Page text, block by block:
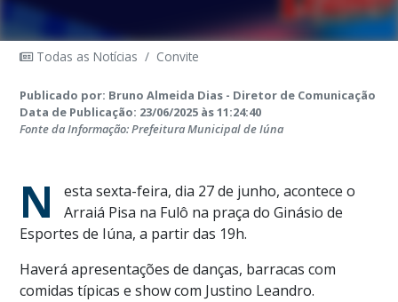
Todas as Notícias / Convite
Publicado por: Bruno Almeida Dias - Diretor de Comunicação
Data de Publicação: 23/06/2025 às 11:24:40
Fonte da Informação: Prefeitura Municipal de Iúna
N
esta sexta-feira, dia 27 de junho, acontece o
Arraiá Pisa na Fulô na praça do Ginásio de
Esportes de Iúna, a partir das 19h.
Haverá apresentações de danças, barracas com
comidas típicas e show com Justino Leandro.